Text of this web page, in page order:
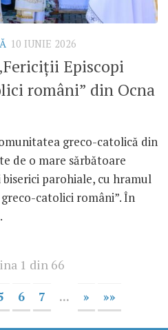
10 IUNIE 2026
Episcopi
români” din Ocna
greco-catolică din
de o mare sărbătoare
parohiale, cu hramul
catolici români”. În
1 din 66
6 7 ... » »»